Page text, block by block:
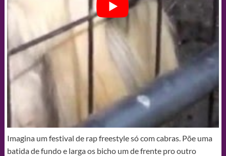
Imagina um festival de rap freestyle só com cabras. Põe uma
batida de fundo e larga os bicho um de frente pro outro